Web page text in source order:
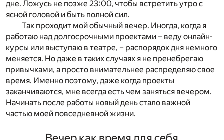
дне. Ложусь не позже 23:00, чтобы встретить утро с
ясной головой и быть полной сил.
Так проходит мой обычный вечер. Иногда, когда я
работаю над долгосрочными проектами – веду онлайн-
курсы или выступаю в театре, – распорядок дня немного
меняется. Но даже в таких случаях я не пренебрегаю
привычками, а просто внимательнее распределяю свое
время. Именно поэтому, даже когда проекты
заканчиваются, мне всегда есть чем заняться вечером.
Начинать после работы новый день стало важной
частью моей повседневной жизни.